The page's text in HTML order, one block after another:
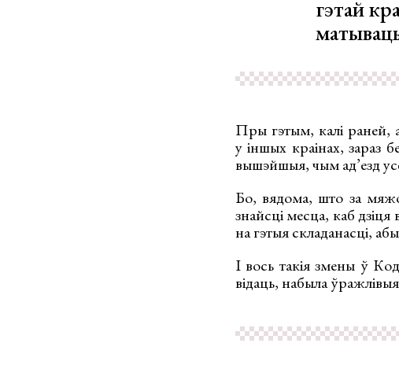
гэтай
Пры гэтым, калі раней,
у іншых краінах, зараз
вышэйшыя, чым ад’езд
Бо, вядома, што за
знайсці месца, каб
на гэтыя складанасці,
І вось такія змены ў
відаць, набыла